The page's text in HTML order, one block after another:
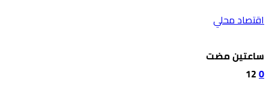
اقتصاد محلي
‫‫‫‏‫ساعتين مضت‬
0
12